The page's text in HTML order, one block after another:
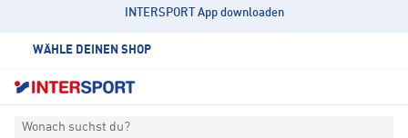
INTERSPORT App downloaden
WÄHLE DEINEN SHOP
Wonach suchst du?